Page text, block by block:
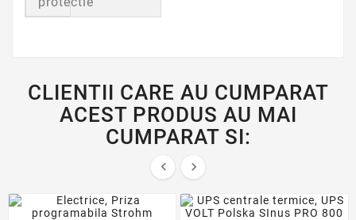
CLIENTII CARE AU CUMPARAT
ACEST PRODUS AU MAI
CUMPARAT SI:
 